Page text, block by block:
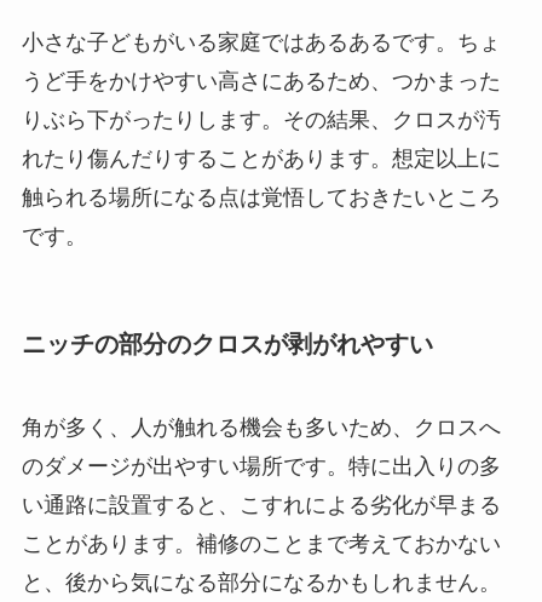
小さな子どもがいる家庭ではあるあるです。ちょ
うど手をかけやすい高さにあるため、つかまった
りぶら下がったりします。その結果、クロスが汚
れたり傷んだりすることがあります。想定以上に
触られる場所になる点は覚悟しておきたいところ
です。
ニッチの部分のクロスが剥がれやすい
角が多く、人が触れる機会も多いため、クロスへ
のダメージが出やすい場所です。特に出入りの多
い通路に設置すると、こすれによる劣化が早まる
ことがあります。補修のことまで考えておかない
と、後から気になる部分になるかもしれません。